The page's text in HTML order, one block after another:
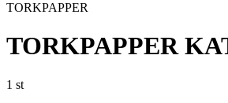
TORKPAPPER
TORKPAPPER
1 st